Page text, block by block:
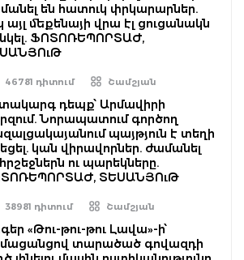
են հատուկ փրկարարներ.
այլ մեքենայի վրա էլ ցուցանակն
ՖՈՏՈՌԵՊՈՐՏԱԺ,
46781 դիտում Շամշյան
դեպք՝ Արմավիրի
Նորապատում գործող
պայթյուն է տեղի
կան վիրավորներ. ժամանել
ու պարեկները.
ՏԵՍԱՆՅՈւԹ
38981 դիտում Շամշյան
«Թու-թու-թու Լավա»-ի՝
տարածած գովազդի